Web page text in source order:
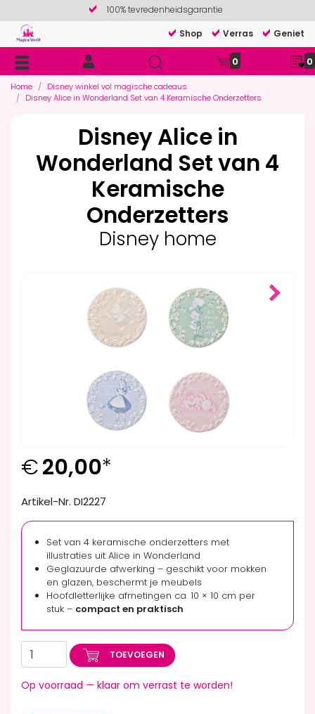
100% tevredenheidsgarantie
Shop
Verras Geniet
0 0
Home
Disney winkel vol magische cadeaus
Disney Alice in Wonderland Set van 4 Keramische Onderzetters
Disney Alice in
Wonderland Set van 4
Keramische
Onderzetters
Disney home
€20,00*
Artikel-Nr. DI2227
Set van 4 keramische onderzetters met
illustraties uit Alice in Wonderland
Geglazuurde afwerking – geschikt voor mokken
en glazen, beschermt je meubels
Hoofdletterlijke afmetingen ca. 10 × 10 cm per
stuk – compact en praktisch
TOEVOEGEN
Op voorraad — klaar om verrast te worden!